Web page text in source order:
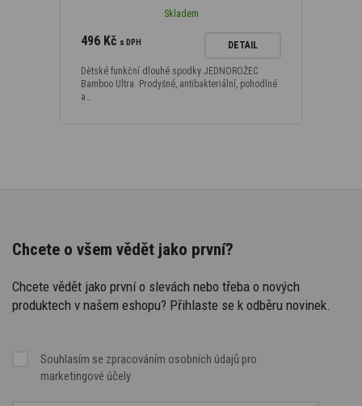
Skladem
496 Kč s DPH DETAIL
Dětské funkční dlouhé spodky JEDNOROŽEC
Bamboo Ultra. Prodyšné, antibakteriální, pohodlné
a…
Chcete o všem vědět jako první?
Chcete vědět jako první o slevách nebo třeba o nových
produktech v našem eshopu? Přihlaste se k odběru novinek.
Souhlasím se zpracováním osobních údajů pro
marketingové účely